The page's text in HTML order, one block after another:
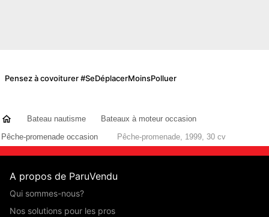
Pensez à covoiturer #SeDéplacerMoinsPolluer
Bateau nautisme
Bateaux à moteur occasion
Pêche-promenade occasion
Pêche-promenade, 1999, 30 cv
A propos de ParuVendu
Qui sommes-nous?
Nos solutions pour les pros